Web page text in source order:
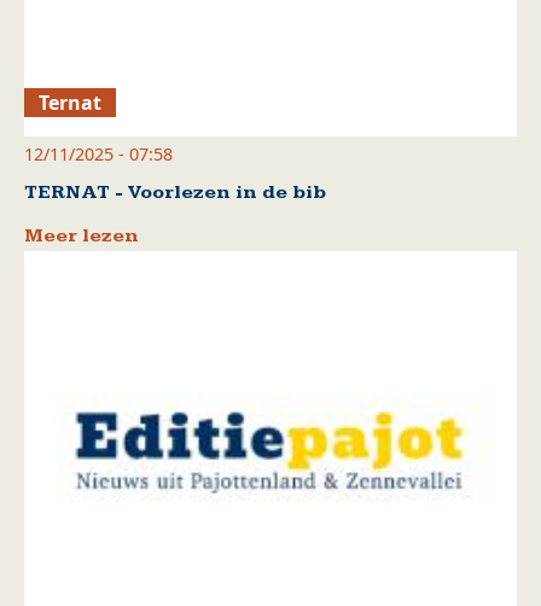
Ternat
12/11/2025 - 07:58
TERNAT - Voorlezen in de bib
Meer lezen